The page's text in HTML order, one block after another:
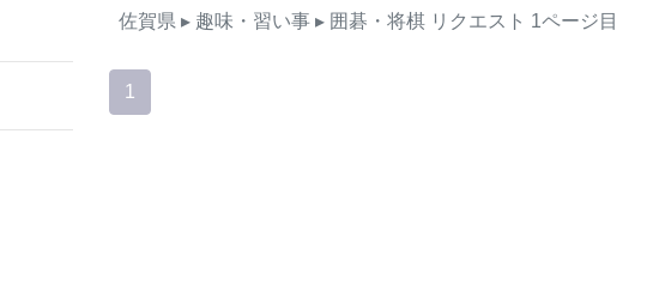
佐賀県 ▸ 趣味・習い事 ▸ 囲碁・将棋 リクエスト 1ページ目
1